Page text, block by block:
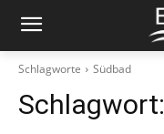
Schlagworte Südbad
Schlagwort: